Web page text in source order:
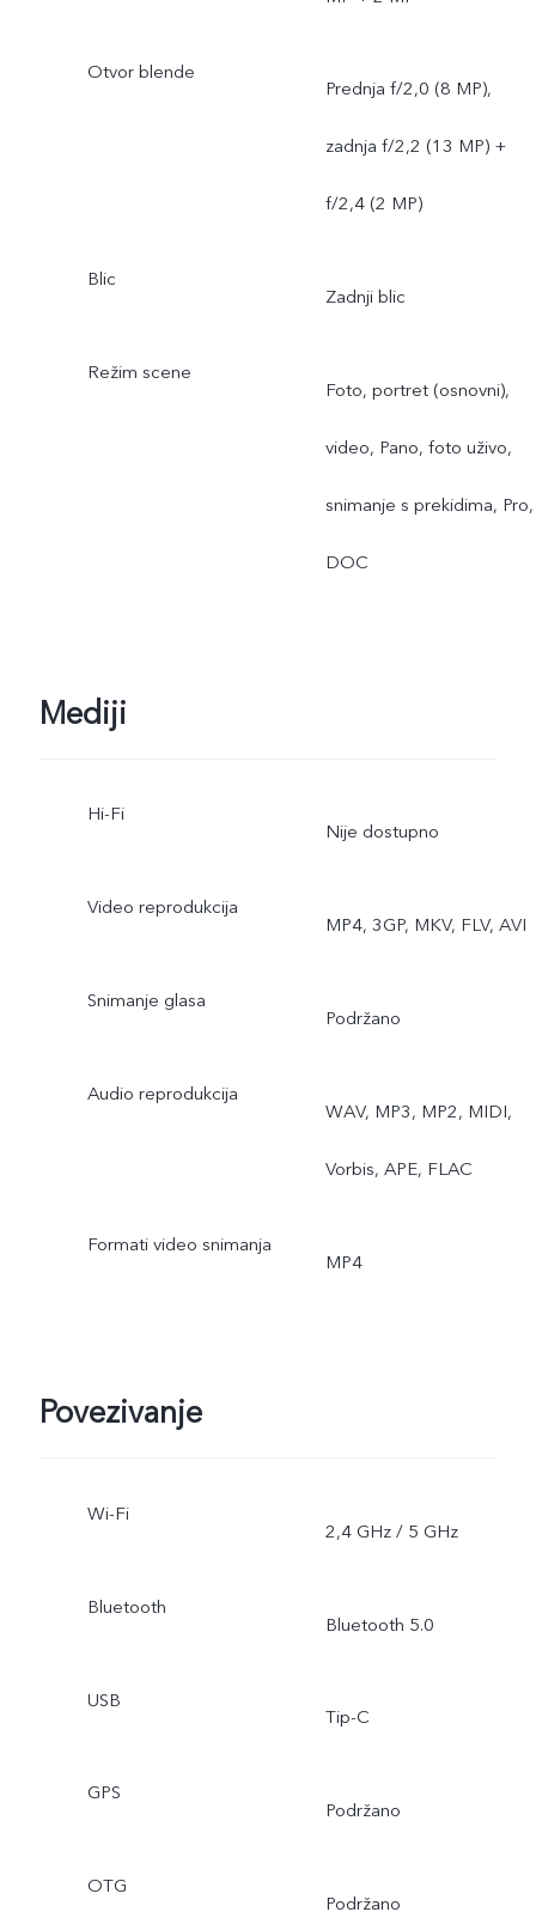
Otvor blende
Prednja f/2,0 (8 MP),
zadnja f/2,2 (13 MP) +
f/2,4 (2 MP)
Blic
Zadnji blic
Režim scene
Foto, portret (osnovni),
video, Pano, foto uživo,
snimanje s prekidima, Pro,
DOC
Mediji
Hi-Fi
Nije dostupno
Video reprodukcija
MP4, 3GP, MKV, FLV, AVI
Snimanje glasa
Podržano
Audio reprodukcija
WAV, MP3, MP2, MIDI,
Vorbis, APE, FLAC
Formati video snimanja
MP4
Povezivanje
Wi-Fi
2,4 GHz / 5 GHz
Bluetooth
Bluetooth 5.0
USB
Tip-C
GPS
Podržano
OTG
Podržano